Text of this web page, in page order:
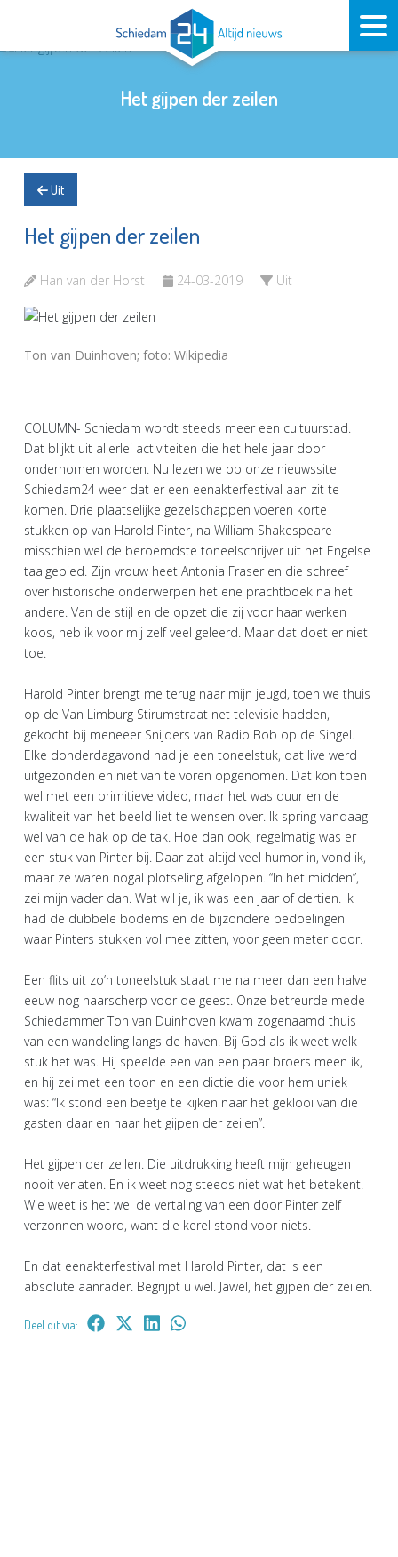
Het gijpen der zeilen
Uit
Het gijpen der zeilen
Han van der Horst 24-03-2019 Uit
Ton van Duinhoven; foto: Wikipedia
COLUMN- Schiedam wordt steeds meer een cultuurstad.
Dat blijkt uit allerlei activiteiten die het hele jaar door
ondernomen worden. Nu lezen we op onze nieuwssite
Schiedam24 weer dat er een eenakterfestival aan zit te
komen. Drie plaatselijke gezelschappen voeren korte
stukken op van Harold Pinter, na William Shakespeare
misschien wel de beroemdste toneelschrijver uit het Engelse
taalgebied. Zijn vrouw heet Antonia Fraser en die schreef
over historische onderwerpen het ene prachtboek na het
andere. Van de stijl en de opzet die zij voor haar werken
koos, heb ik voor mij zelf veel geleerd. Maar dat doet er niet
toe.
Harold Pinter brengt me terug naar mijn jeugd, toen we thuis
op de Van Limburg Stirumstraat net televisie hadden,
gekocht bij meneeer Snijders van Radio Bob op de Singel.
Elke donderdagavond had je een toneelstuk, dat live werd
uitgezonden en niet van te voren opgenomen. Dat kon toen
wel met een primitieve video, maar het was duur en de
kwaliteit van het beeld liet te wensen over. Ik spring vandaag
wel van de hak op de tak. Hoe dan ook, regelmatig was er
een stuk van Pinter bij. Daar zat altijd veel humor in, vond ik,
maar ze waren nogal plotseling afgelopen. “In het midden”,
zei mijn vader dan. Wat wil je, ik was een jaar of dertien. Ik
had de dubbele bodems en de bijzondere bedoelingen
waar Pinters stukken vol mee zitten, voor geen meter door.
Een flits uit zo’n toneelstuk staat me na meer dan een halve
eeuw nog haarscherp voor de geest. Onze betreurde mede-
Schiedammer Ton van Duinhoven kwam zogenaamd thuis
van een wandeling langs de haven. Bij God als ik weet welk
stuk het was. Hij speelde een van een paar broers meen ik,
en hij zei met een toon en een dictie die voor hem uniek
was: “Ik stond een beetje te kijken naar het geklooi van die
gasten daar en naar het gijpen der zeilen”.
Het gijpen der zeilen. Die uitdrukking heeft mijn geheugen
nooit verlaten. En ik weet nog steeds niet wat het betekent.
Wie weet is het wel de vertaling van een door Pinter zelf
verzonnen woord, want die kerel stond voor niets.
En dat eenakterfestival met Harold Pinter, dat is een
absolute aanrader. Begrijpt u wel. Jawel, het gijpen der zeilen.
Deel dit via: